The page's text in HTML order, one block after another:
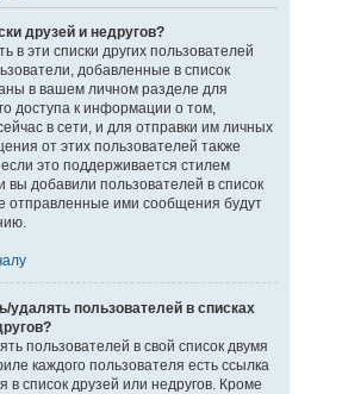
друзей и недругов?
в эти списки других пользователей
добавленные в список
в вашем личном разделе для
доступа к информации о том,
в сети, и для отправки им личных
от этих пользователей также
это поддерживается стилем
добавили пользователей в список
отправленные ими сообщения будут
удалять пользователей в списках
пользователей в свой список двумя
каждого пользователя есть ссылка
в список друзей или недругов. Кроме